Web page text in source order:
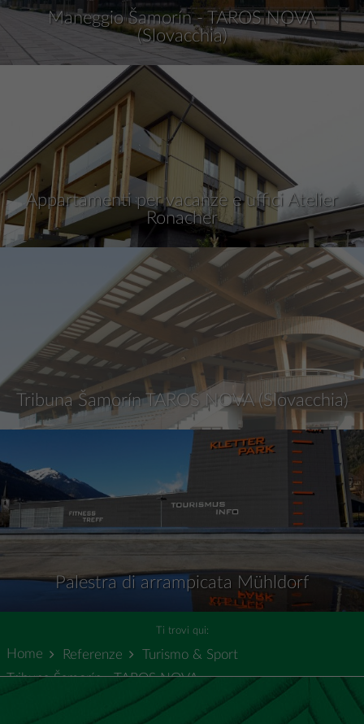
Maneggio Šamorín - TAROS NOVA
(Slovacchia)
Appartamenti per vacanze e uffici Atelier
Ronacher
Tribuna Šamorín TAROS NOVA (Slovacchia)
Palestra di arrampicata Mühldorf
Ti trovi qui:
Home Referenze
Turismo & Sport
Tribuna Šamorín - TAROS NOVA